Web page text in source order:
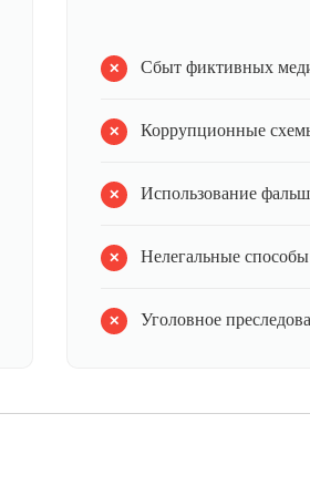
Сбыт фиктивных
Коррупционные
Использование
Нелегальные
Уголовное